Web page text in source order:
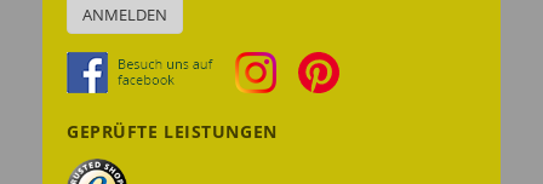
ANMELDEN
GEPRÜFTE LEISTUNGEN